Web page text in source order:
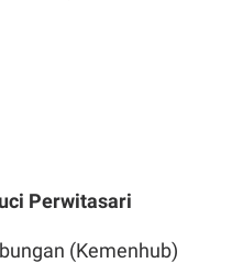
Perwitasari
(Kemenhub)